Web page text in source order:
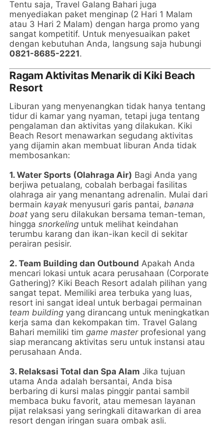
Tentu saja, Travel Galang Bahari juga
menyediakan paket menginap (2 Hari 1 Malam
atau 3 Hari 2 Malam) dengan harga promo yang
sangat kompetitif. Untuk menyesuaikan paket
dengan kebutuhan Anda, langsung saja hubungi
0821-8685-2221.
Ragam Aktivitas Menarik di Kiki Beach
Resort
Liburan yang menyenangkan tidak hanya tentang
tidur di kamar yang nyaman, tetapi juga tentang
pengalaman dan aktivitas yang dilakukan. Kiki
Beach Resort menawarkan segudang aktivitas
yang dijamin akan membuat liburan Anda tidak
membosankan:
1. Water Sports (Olahraga Air) Bagi Anda yang
berjiwa petualang, cobalah berbagai fasilitas
olahraga air yang menantang adrenalin. Mulai dari
bermainkayak menyusuri garis pantai, banana
boat yang seru dilakukan bersama teman-teman,
hinggasnorkeling untuk melihat keindahan
terumbu karang dan ikan-ikan kecil di sekitar
perairan pesisir.
2. Team Building dan Outbound Apakah Anda
mencari lokasi untuk acara perusahaan (Corporate
Gathering)? Kiki Beach Resort adalah pilihan yang
sangat tepat. Memiliki area terbuka yang luas,
resort ini sangat ideal untuk berbagai permainan
team building yang dirancang untuk meningkatkan
kerja sama dan kekompakan tim. Travel Galang
Bahari memiliki timgame masterprofesional yang
siap merancang aktivitas seru untuk instansi atau
perusahaan Anda.
3. Relaksasi Total dan Spa Alam Jika tujuan
utama Anda adalah bersantai, Anda bisa
berbaring di kursi malas pinggir pantai sambil
membaca buku favorit, atau memesan layanan
pijat relaksasi yang seringkali ditawarkan di area
resort dengan iringan suara ombak asli.